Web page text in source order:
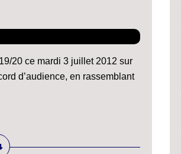
20 ce mardi 3 juillet 2012 sur
d’audience, en rassemblant